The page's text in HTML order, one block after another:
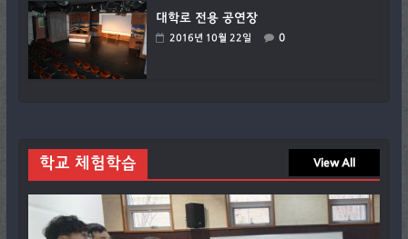
대학로 전용 공연장
2016년 10월 22일 0
학교 체험학습 View All